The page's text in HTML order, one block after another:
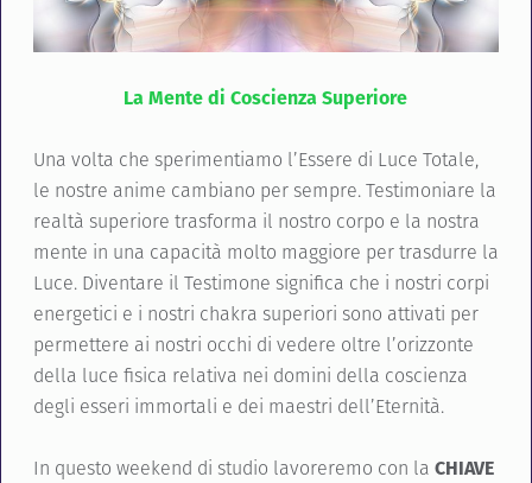
La Mente di Coscienza Superiore
Una volta che sperimentiamo l’Essere di Luce Totale,
le nostre anime cambiano per sempre. Testimoniare la
realtà superiore trasforma il nostro corpo e la nostra
mente in una capacità molto maggiore per trasdurre la
Luce. Diventare il Testimone significa che i nostri corpi
energetici e i nostri chakra superiori sono attivati per
permettere ai nostri occhi di vedere oltre l’orizzonte
della luce fisica relativa nei domini della coscienza
degli esseri immortali e dei maestri dell’Eternità.
In questo weekend di studio lavoreremo con la CHIAVE